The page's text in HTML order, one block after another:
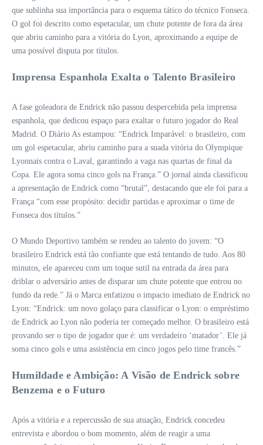
que sublinha sua importância para o esquema tático do técnico Fonseca.
O gol foi descrito como espetacular, um chute potente de fora da área
que abriu caminho para a vitória do Lyon, aproximando a equipe de
uma possível disputa por títulos.
Imprensa Espanhola Exalta o Talento Brasileiro
A fase goleadora de Endrick não passou despercebida pela imprensa
espanhola, que dedicou espaço para exaltar o futuro jogador do Real
Madrid. O Diário As estampou: “Endrick Imparável: o brasileiro, com
um gol espetacular, abriu caminho para a suada vitória do Olympique
Lyonnais contra o Laval, garantindo a vaga nas quartas de final da
Copa. Ele agora soma cinco gols na França.” O jornal ainda classificou
a apresentação de Endrick como “brutal”, destacando que ele foi para a
França “com esse propósito: decidir partidas e aproximar o time de
Fonseca dos títulos.”
O Mundo Deportivo também se rendeu ao talento do jovem: “O
brasileiro Endrick está tão confiante que está tentando de tudo. Aos 80
minutos, ele apareceu com um toque sutil na entrada da área para
driblar o adversário antes de disparar um chute potente que entrou no
fundo da rede.” Já o Marca enfatizou o impacto imediato de Endrick no
Lyon: “Endrick: um novo golaço para classificar o Lyon: o empréstimo
de Endrick ao Lyon não poderia ter começado melhor. O brasileiro está
provando ser o tipo de jogador que é: um verdadeiro ‘matador’. Ele já
soma cinco gols e uma assistência em cinco jogos pelo time francês.”
Humildade e Ambição: A Visão de Endrick sobre
Benzema e o Futuro
Após a vitória e a repercussão de sua atuação, Endrick concedeu
entrevista e abordou o bom momento, além de reagir a uma